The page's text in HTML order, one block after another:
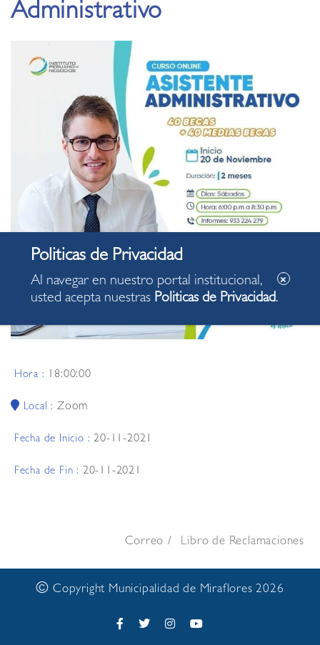
Administrativo
Hora : 18:00:00
Local :Zoom
Fecha de Inicio : 20-11-2021
Fecha de Fin : 20-11-2021
Correo Libro de Reclamaciones
© Copyright Municipalidad de Miraflores 2026
Al navegar en nuestro portal institucional,
usted acepta nuestras Politicas de Privacidad.